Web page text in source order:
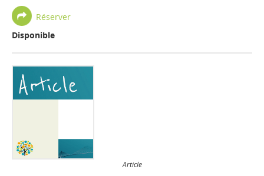
Réserver
Disponible
Article